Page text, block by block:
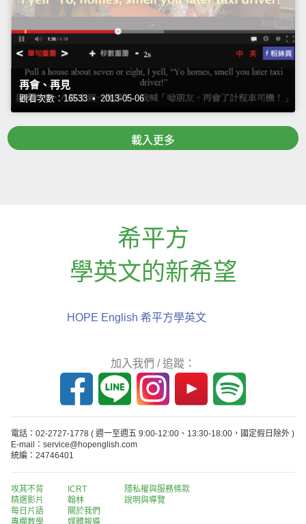
再會、再見
觀看次數：16533 • 2013-05-06
載入更多
希平方
學英文的新希望
HOPE English 希平方學英文
加入我們 / 追蹤：
電話：02-2727-1778 ( 週一至週五 9:00-12:00、13:30-18:00，國定假日除外 )
E-mail：service@hopenglish.com
統編：24746401
攻其不背
精選影片
每日片語
專欄教學
ICRT
翰林
關於我們
媒體報導
隱私權與服務條款
說明與導覽